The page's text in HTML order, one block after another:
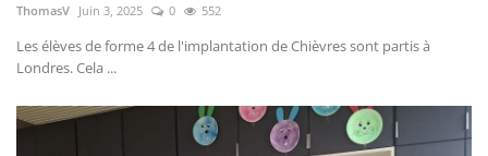
ThomasV Juin 3, 2025 0 552
Les élèves de forme 4 de l'implantation de Chièvres sont partis à
Londres. Cela ...